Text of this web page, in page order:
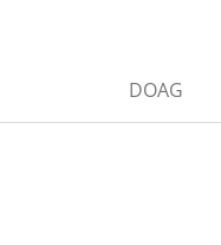
DOAG